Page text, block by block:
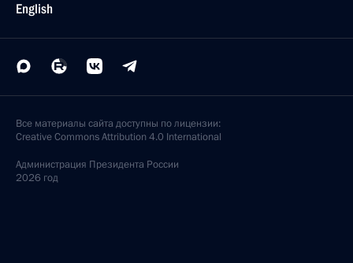
English
Все материалы сайта доступны по лицензии:
Creative Commons Attribution 4.0 International
Администрация Президента России
2026 год